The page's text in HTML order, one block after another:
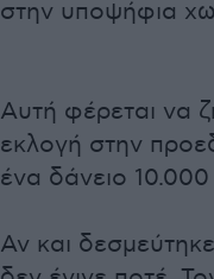
στην υποψήφια
Αυτή φέρεται να
εκλογή στην
ένα δάνειο
Αν και